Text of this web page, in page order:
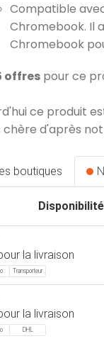
Compatible
Chromebook. Il
Chromebook
offres pour ce
ce produit
chère d'après
boutiques
Disponibilité
la livraison
Transporteur
la livraison
DHL